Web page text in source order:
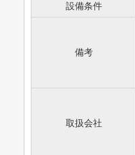
設備条件
備考
取扱会社